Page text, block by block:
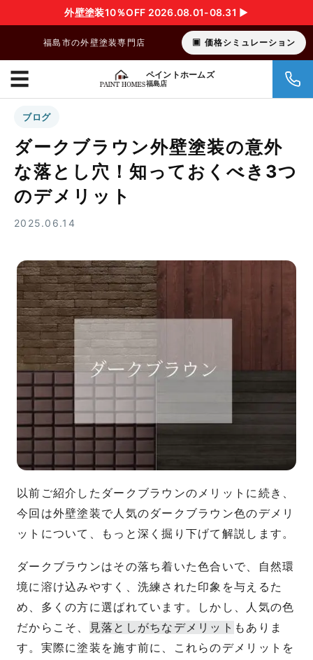
外壁塗装10％OFF 2026.08.01-08.31 ▶︎
福島市の外壁塗装専門店 価格シミュレーション
ペイントホームズ
福島店
☰
ブログ
ダークブラウン外壁塗装の意外
な落とし穴！知っておくべき3つ
のデメリット
2025.06.14
以前ご紹介したダークブラウンのメリットに続き、
今回は外壁塗装で人気のダークブラウン色のデメリ
ットについて、もっと深く掘り下げて解説します。
ダークブラウンはその落ち着いた色合いで、自然環
境に溶け込みやすく、洗練された印象を与えるた
め、多くの方に選ばれています。しかし、人気の色
だからこそ、
見落としがちなデメリット もありま
す。実際に塗装を施す前に、これらのデメリットを